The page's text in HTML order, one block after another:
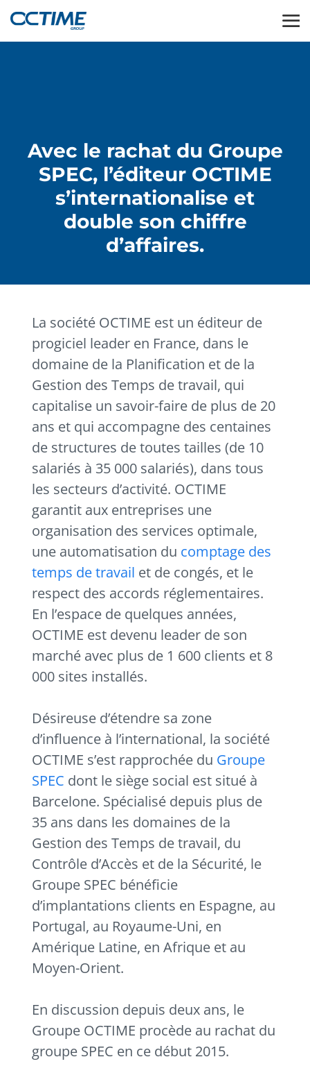
Avec le rachat du Groupe
SPEC, l’éditeur OCTIME
s’internationalise et
double son chiffre
d’affaires.
La société OCTIME est un éditeur de
progiciel leader en France, dans le
domaine de la Planification et de la
Gestion des Temps de travail, qui
capitalise un savoir-faire de plus de 20
ans et qui accompagne des centaines
de structures de toutes tailles (de 10
salariés à 35 000 salariés), dans tous
les secteurs d’activité. OCTIME
garantit aux entreprises une
organisation des services optimale,
une automatisation du comptage des
temps de travail et de congés, et le
respect des accords réglementaires.
En l’espace de quelques années,
OCTIME est devenu leader de son
marché avec plus de 1 600 clients et 8
000 sites installés.
Désireuse d’étendre sa zone
d’influence à l’international, la société
OCTIME s’est rapprochée du Groupe
SPEC dont le siège social est situé à
Barcelone. Spécialisé depuis plus de
35 ans dans les domaines de la
Gestion des Temps de travail, du
Contrôle d’Accès et de la Sécurité, le
Groupe SPEC bénéficie
d’implantations clients en Espagne, au
Portugal, au Royaume-Uni, en
Amérique Latine, en Afrique et au
Moyen-Orient.
En discussion depuis deux ans, le
Groupe OCTIME procède au rachat du
groupe SPEC en ce début 2015.